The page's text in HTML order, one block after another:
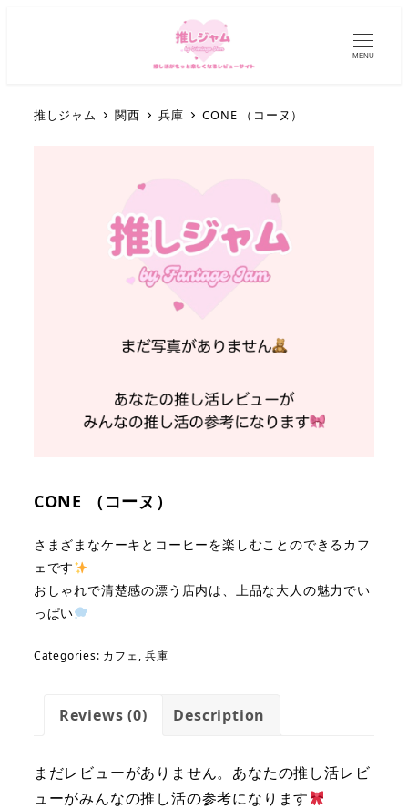
MENU
推しジャム 関西 兵庫 CONE （コーヌ）
CONE （コーヌ）
さまざまなケーキとコーヒーを楽しむことのできるカフ
ェです
おしゃれで清楚感の漂う店内は、上品な大人の魅力でい
っぱい
Categories: カフェ,兵庫
Reviews (0) Description
まだレビューがありません。あなたの推し活レビ
ューがみんなの推し活の参考になります